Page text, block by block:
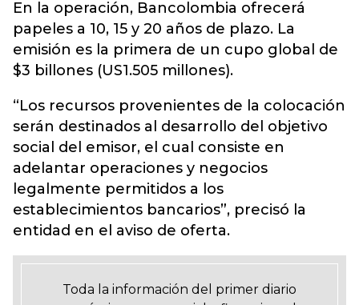
En la operación, Bancolombia ofrecerá
papeles a 10, 15 y 20 años de plazo. La
emisión es la primera de un cupo global de
$3 billones (US1.505 millones).
“Los recursos provenientes de la colocación
serán destinados al desarrollo del objetivo
social del emisor, el cual consiste en
adelantar operaciones y negocios
legalmente permitidos a los
establecimientos bancarios”, precisó la
entidad en el aviso de oferta.
Toda la información del primer diario